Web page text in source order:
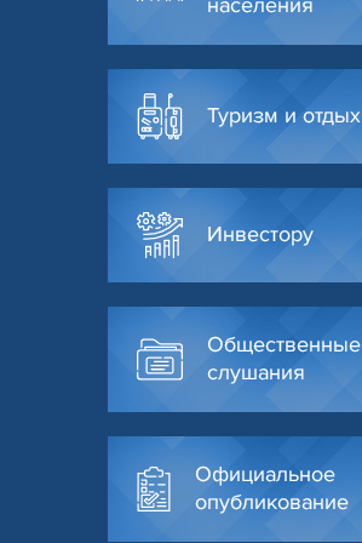
Туризм и отдых
Инвестору
Общественные
слушания
Официальное
опубликование